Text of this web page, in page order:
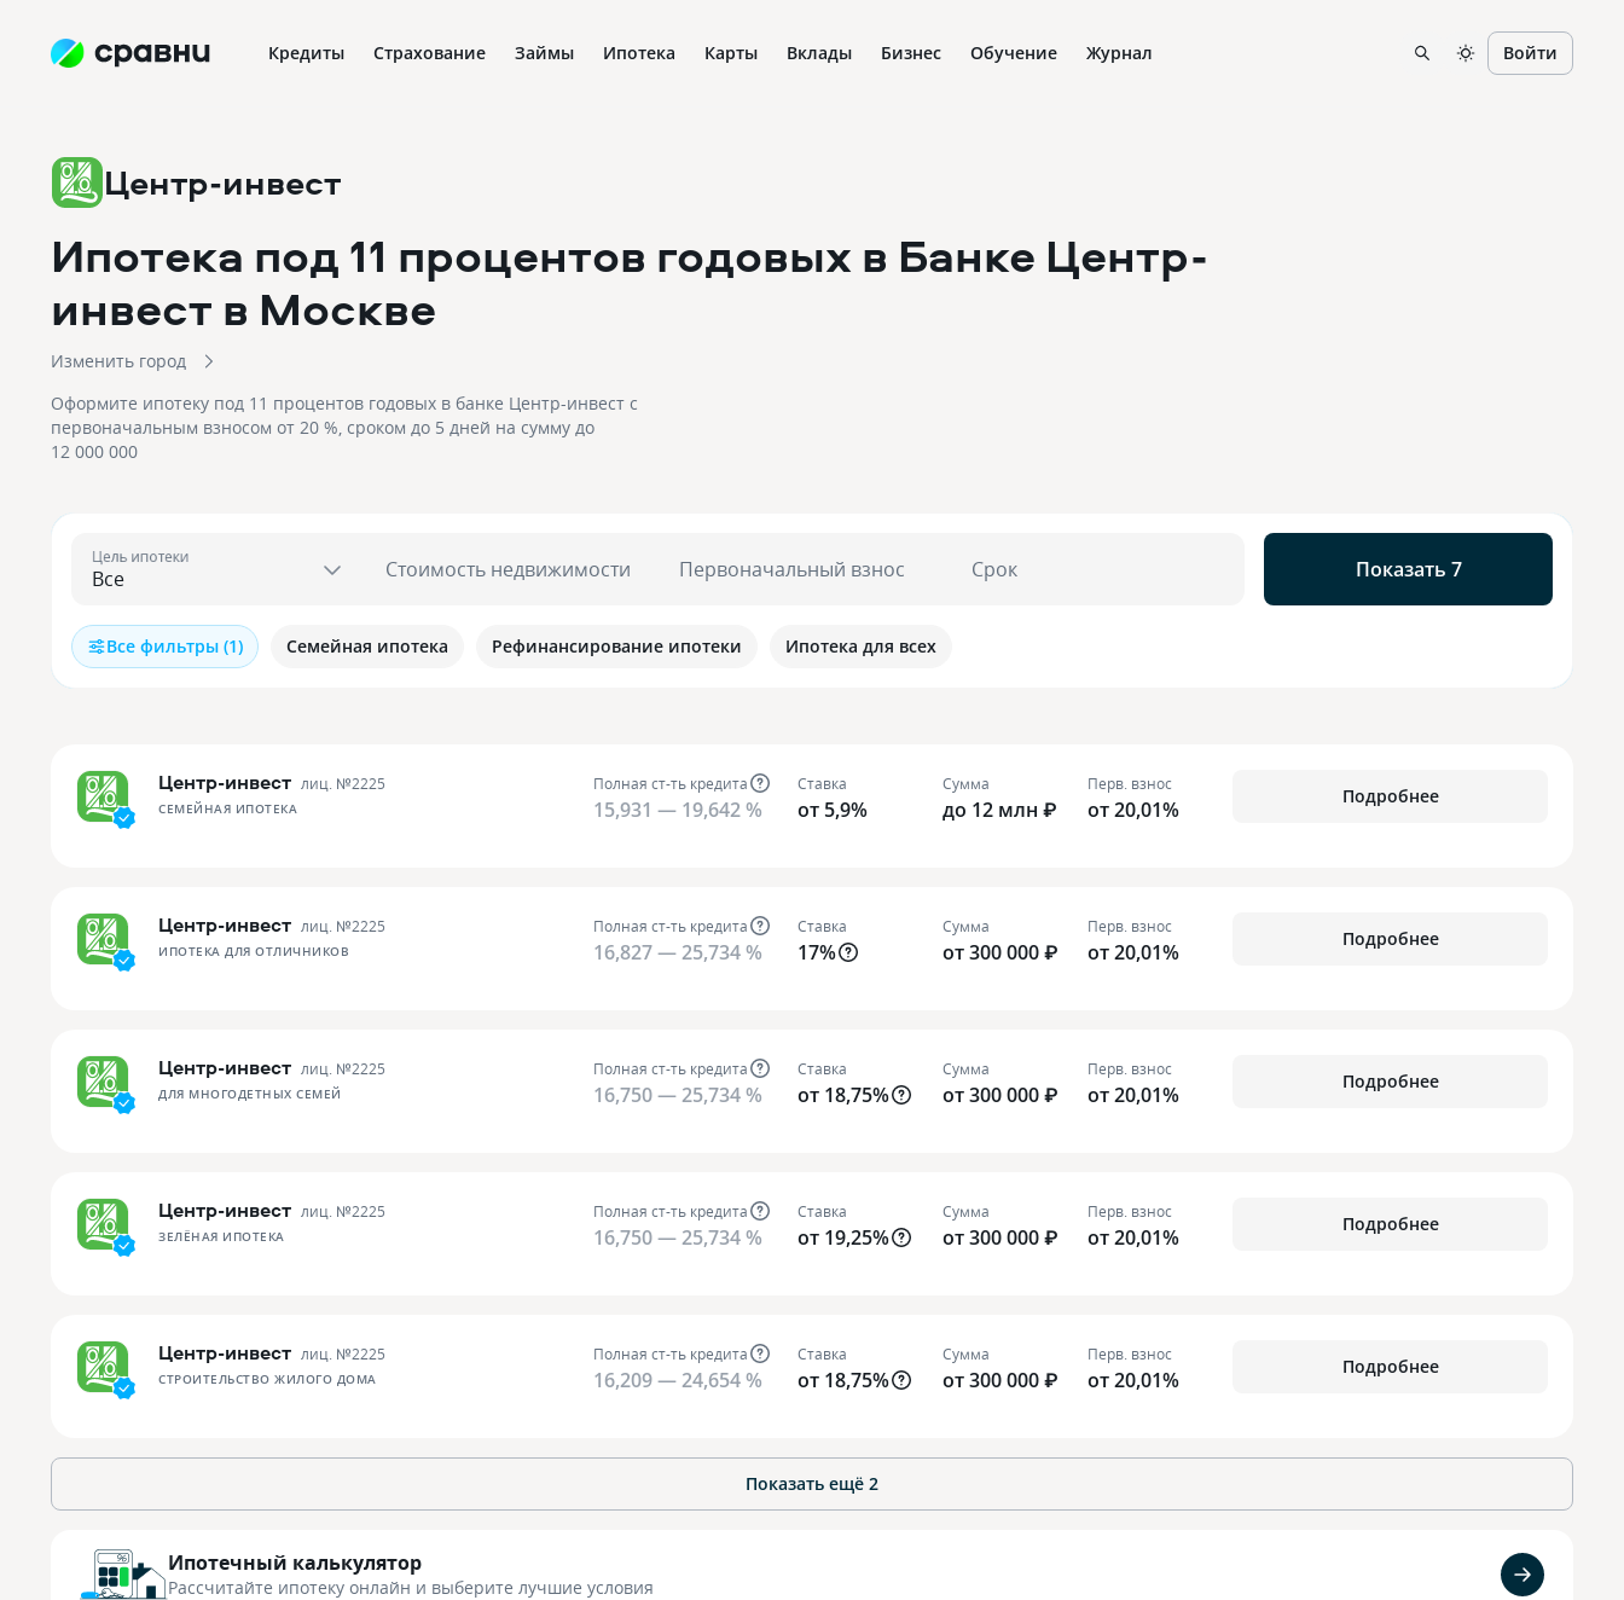
Кредиты Страхование Займы Ипотека Карты Вклады Бизнес Обучение Журнал Войти
Центр-инвест
Ипотека под 11 процентов годовых в Банке Центр-
инвест в Москве
Изменить город
Оформите ипотеку под 11 процентов годовых в банке Центр-инвест с
первоначальным взносом от 20 %, сроком до 5 дней на сумму до
12 000 000
Цель ипотеки Стоимость недвижимости Первоначальный взнос Срок Показать 7
Все фильтры (1) Семейная ипотека Рефинансирование ипотеки Ипотека для всех
Центр-инвест лиц. №2225
СЕМЕЙНАЯ ИПОТЕКА
Полная ст-ть кредита
15,931 — 19,642 %
Ставка
от 5,9%
Сумма
до 12 млн ₽
Перв. взнос
от 20,01%
Подробнее
Центр-инвест лиц. №2225
ИПОТЕКА ДЛЯ ОТЛИЧНИКОВ
Полная ст-ть кредита
16,827 — 25,734 %
Ставка
17%
Сумма
от 300 000 ₽
Перв. взнос
от 20,01%
Подробнее
Центр-инвест лиц. №2225
ДЛЯ МНОГОДЕТНЫХ СЕМЕЙ
Полная ст-ть кредита
16,750 — 25,734 %
Ставка
от 18,75%
Сумма
от 300 000 ₽
Перв. взнос
от 20,01%
Подробнее
Центр-инвест лиц. №2225
ЗЕЛЁНАЯ ИПОТЕКА
Полная ст-ть кредита
16,750 — 25,734 %
Ставка
от 19,25%
Сумма
от 300 000 ₽
Перв. взнос
от 20,01%
Подробнее
Центр-инвест лиц. №2225
СТРОИТЕЛЬСТВО ЖИЛОГО ДОМА
Полная ст-ть кредита
16,209 — 24,654 %
Ставка
от 18,75%
Сумма
от 300 000 ₽
Перв. взнос
от 20,01%
Подробнее
Показать ещё 2
Ипотечный калькулятор
Рассчитайте ипотеку онлайн и выберите лучшие условия